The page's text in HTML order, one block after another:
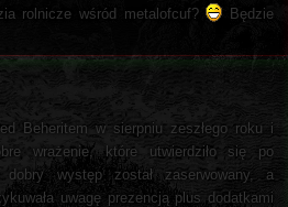
rolnicze wśród metalofcuf?
Będzie
Beheritem w sierpniu zeszłego roku i
wrażenie, które utwierdziło się po
dobry występ został zaserwowany, a
uwagę prezencją plus dodatkami